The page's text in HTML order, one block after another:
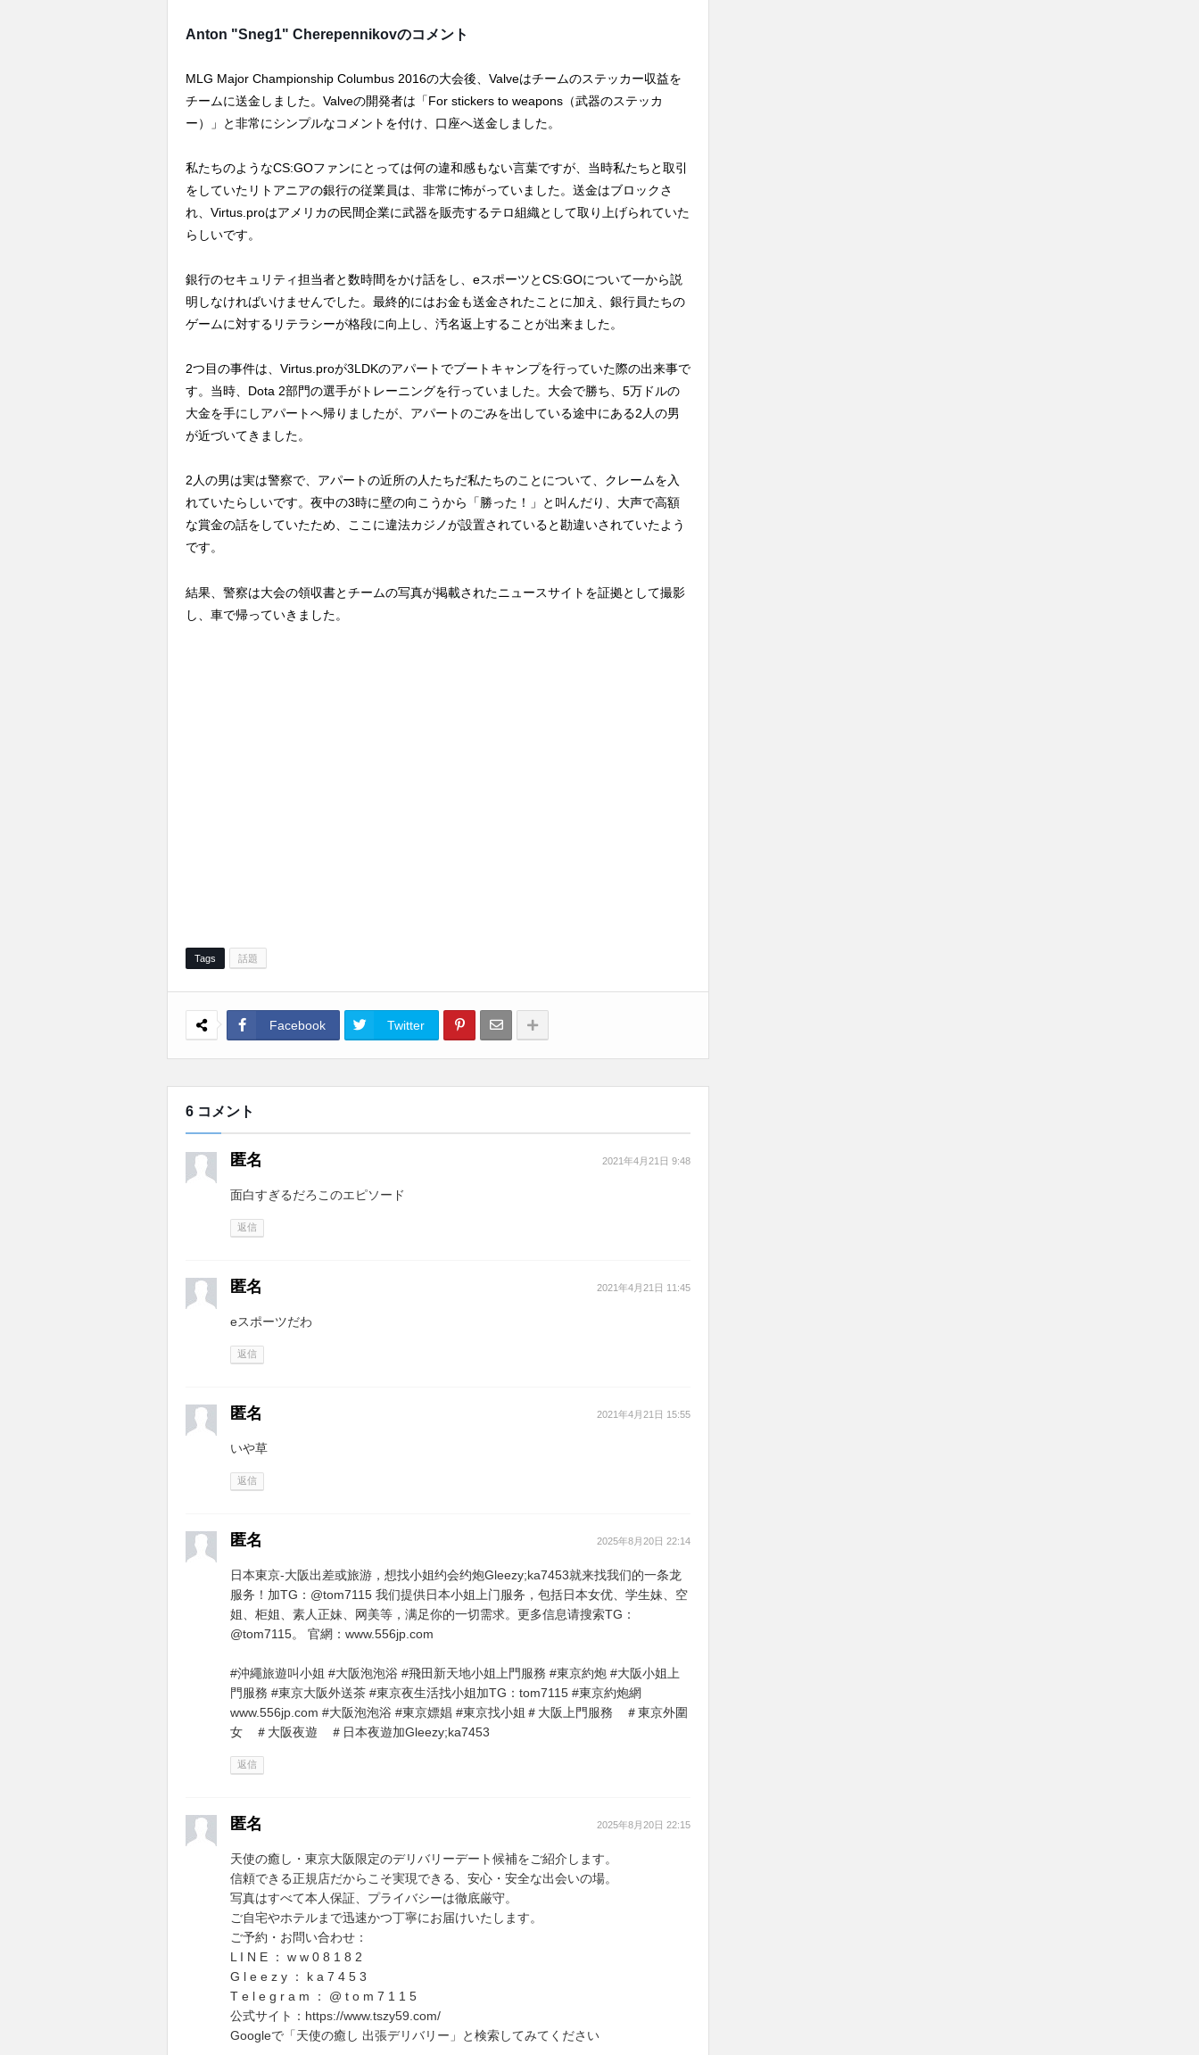
Anton "Sneg1" Cherepennikovのコメント
MLG Major Championship Columbus 2016の大会後、Valveはチームのステッカー収益を
チームに送金しました。Valveの開発者は「For stickers to weapons（武器のステッカ
ー）」と非常にシンプルなコメントを付け、口座へ送金しました。
私たちのようなCS:GOファンにとっては何の違和感もない言葉ですが、当時私たちと取引
をしていたリトアニアの銀行の従業員は、非常に怖がっていました。送金はブロックさ
れ、Virtus.proはアメリカの民間企業に武器を販売するテロ組織として取り上げられていた
らしいです。
銀行のセキュリティ担当者と数時間をかけ話をし、eスポーツとCS:GOについて一から説
明しなければいけませんでした。最終的にはお金も送金されたことに加え、銀行員たちの
ゲームに対するリテラシーが格段に向上し、汚名返上することが出来ました。
2つ目の事件は、Virtus.proが3LDKのアパートでブートキャンプを行っていた際の出来事で
す。当時、Dota 2部門の選手がトレーニングを行っていました。大会で勝ち、5万ドルの
大金を手にしアパートへ帰りましたが、アパートのごみを出している途中にある2人の男
が近づいてきました。
2人の男は実は警察で、アパートの近所の人たちだ私たちのことについて、クレームを入
れていたらしいです。夜中の3時に壁の向こうから「勝った！」と叫んだり、大声で高額
な賞金の話をしていたため、ここに違法カジノが設置されていると勘違いされていたよう
です。
結果、警察は大会の領収書とチームの写真が掲載されたニュースサイトを証拠として撮影
し、車で帰っていきました。
Tags 話題
Facebook Twitter
6 コメント
匿名 2021年4月21日 9:48
面白すぎるだろこのエピソード
返信
匿名 2021年4月21日 11:45
eスポーツだわ
返信
匿名 2021年4月21日 15:55
いや草
返信
匿名 2025年8月20日 22:14
日本東京-大阪出差或旅游，想找小姐约会约炮Gleezy;ka7453就来找我们的一条龙
服务！加TG：@tom7115 我们提供日本小姐上门服务，包括日本女优、学生妹、空
姐、柜姐、素人正妹、网美等，满足你的一切需求。更多信息请搜索TG：
@tom7115。 官網：www.556jp.com
#沖繩旅遊叫小姐 #大阪泡泡浴 #飛田新天地小姐上門服務 #東京約炮 #大阪小姐上
門服務 #東京大阪外送茶 #東京夜生活找小姐加TG：tom7115 #東京約炮網
www.556jp.com #大阪泡泡浴 #東京嫖娼 #東京找小姐＃大阪上門服務 ＃東京外圍
女 ＃大阪夜遊 ＃日本夜遊加Gleezy;ka7453
返信
匿名 2025年8月20日 22:15
天使の癒し・東京大阪限定のデリバリーデート候補をご紹介します。
信頼できる正規店だからこそ実現できる、安心・安全な出会いの場。
写真はすべて本人保証、プライバシーは徹底厳守。
ご自宅やホテルまで迅速かつ丁寧にお届けいたします。
ご予約・お問い合わせ：
L I N E ： w w 0 8 1 8 2
G l e e z y ： k a 7 4 5 3
T e l e g r a m ： @ t o m 7 1 1 5
公式サイト：https://www.tszy59.com/
Googleで「天使の癒し 出張デリバリー」と検索してみてください